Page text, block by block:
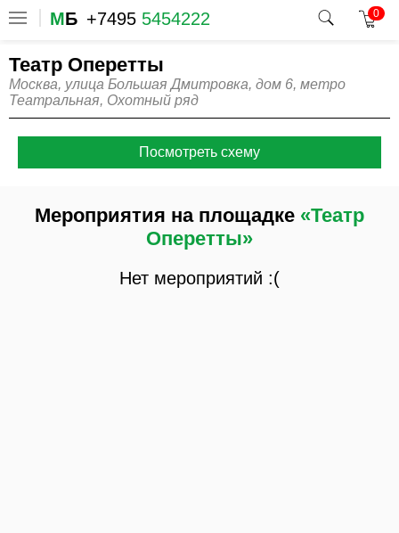
МБ +7495 5454222 0
Театр Оперетты
Москва, улица Большая Дмитровка, дом 6, метро
Театральная, Охотный ряд
Посмотреть схему
Мероприятия на площадке «Театр
Оперетты»
Нет мероприятий :(